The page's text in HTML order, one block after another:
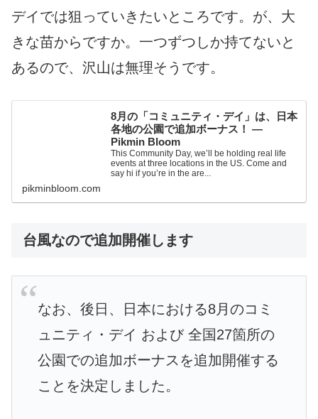
デイでは狙っていきたいところです。が、大
きな苗からですか。一つずつしか持てないと
あるので、沢山は無理そうです。
8月の「コミュニティ・デイ」は、日本
各地の公園で追加ボーナス！ —
Pikmin Bloom
This Community Day, we’ll be holding real life
events at three locations in the US. Come and
say hi if you’re in the are...
pikminbloom.com
台風なので追加開催します
なお、後日、日本における8月のコミ
ュニティ・デイ および 全国27箇所の
公園での追加ボーナスを追加開催する
ことを決定しました。